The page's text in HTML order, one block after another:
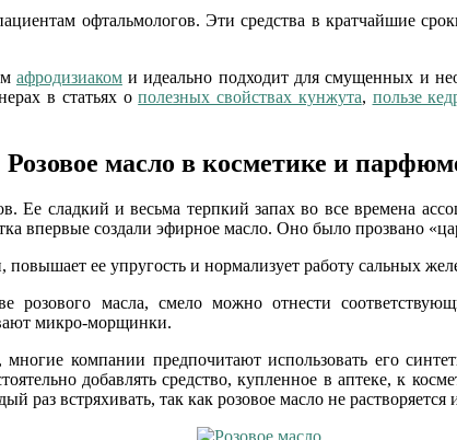
офтальмологов. Эти средства в кратчайшие
афродизиакоми идеально подходит для смущенных и
в статьях ополезных свойствах кунжута, пользе
Розовое масло в косметике и
Ее сладкий и весьма терпкий запах во все времена
впервые создали эфирное масло. Оно было прозвано
ее упругость и нормализует работу сальных
розового масла, смело можно отнести
микро-морщинки.
компании предпочитают использовать его
добавлять средство, купленное в аптеке, к
встряхивать, так как розовое масло не растворяется